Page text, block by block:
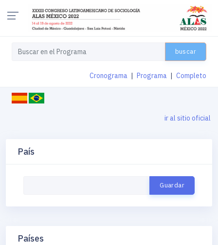
buscar
Cronograma Programa Completo
ir al sitio oficial
País
Países